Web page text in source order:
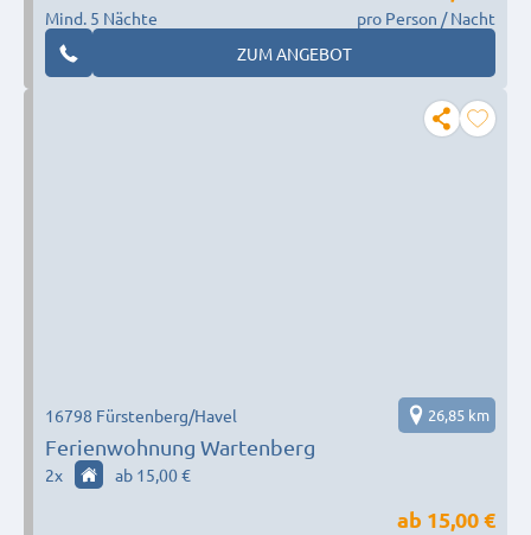
Mind. 5 Nächte
pro Person / Nacht
ZUM ANGEBOT
Ferienwohnung Wartenberg
16798 Fürstenberg/Havel 26,85 km
2x ab 15,00 €
ab 15,00 €